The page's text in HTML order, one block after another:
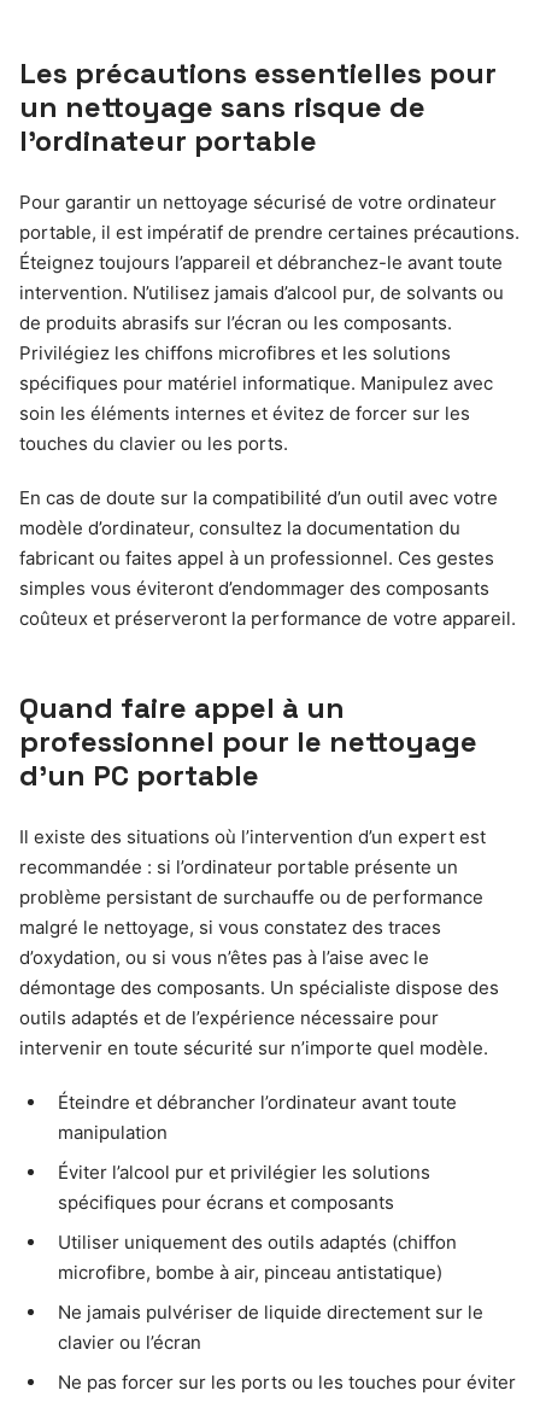
Les précautions essentielles pour
un nettoyage sans risque de
l’ordinateur portable
Pour garantir un nettoyage sécurisé de votre ordinateur
portable, il est impératif de prendre certaines précautions.
Éteignez toujours l’appareil et débranchez-le avant toute
intervention. N’utilisez jamais d’alcool pur, de solvants ou
de produits abrasifs sur l’écran ou les composants.
Privilégiez les chiffons microfibres et les solutions
spécifiques pour matériel informatique. Manipulez avec
soin les éléments internes et évitez de forcer sur les
touches du clavier ou les ports.
En cas de doute sur la compatibilité d’un outil avec votre
modèle d’ordinateur, consultez la documentation du
fabricant ou faites appel à un professionnel. Ces gestes
simples vous éviteront d’endommager des composants
coûteux et préserveront la performance de votre appareil.
Quand faire appel à un
professionnel pour le nettoyage
d’un PC portable
Il existe des situations où l’intervention d’un expert est
recommandée : si l’ordinateur portable présente un
problème persistant de surchauffe ou de performance
malgré le nettoyage, si vous constatez des traces
d’oxydation, ou si vous n’êtes pas à l’aise avec le
démontage des composants. Un spécialiste dispose des
outils adaptés et de l’expérience nécessaire pour
intervenir en toute sécurité sur n’importe quel modèle.
Éteindre et débrancher l’ordinateur avant toute
manipulation
Éviter l’alcool pur et privilégier les solutions
spécifiques pour écrans et composants
Utiliser uniquement des outils adaptés (chiffon
microfibre, bombe à air, pinceau antistatique)
Ne jamais pulvériser de liquide directement sur le
clavier ou l’écran
Ne pas forcer sur les ports ou les touches pour éviter